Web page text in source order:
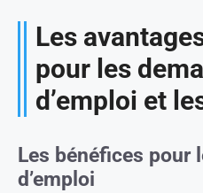
Les
pour les
d’emploi et
Les bénéfices pour
d’emploi